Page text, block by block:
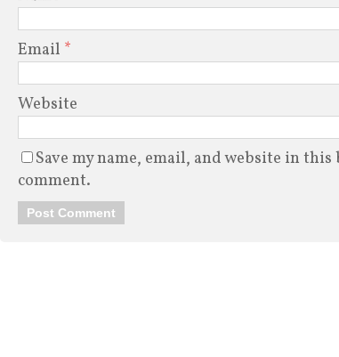
Email *
Website
Save my name, email, and website in
comment.